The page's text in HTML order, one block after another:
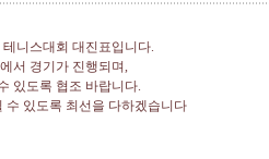
니스대회 대진표입니다.
서 경기가 진행되며,
있도록 협조 바랍니다.
수 있도록 최선을 다하겠습니다